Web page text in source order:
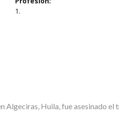
1.
Algeciras, Huila, fue asesinado